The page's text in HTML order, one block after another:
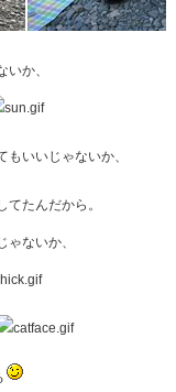
か、
いいじゃないか、
てたんだから。
ないか、